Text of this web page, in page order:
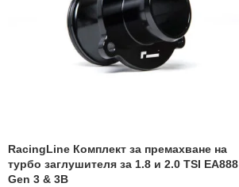
RacingLine Комплект за премахване на
турбо заглушителя за 1.8 и 2.0 TSI EA888
Gen 3 & 3B